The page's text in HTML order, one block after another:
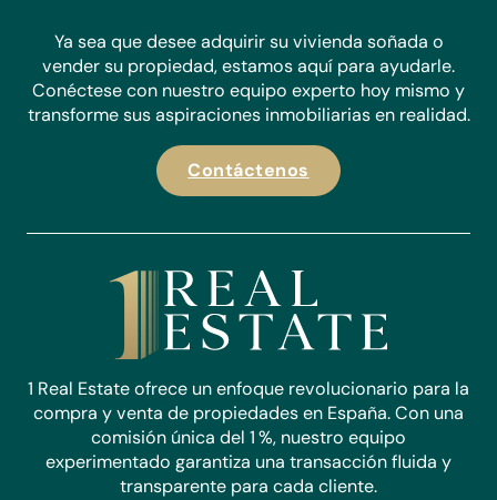
Ya sea que desee adquirir su vivienda soñada o
vender su propiedad, estamos aquí para ayudarle.
Conéctese con nuestro equipo experto hoy mismo y
transforme sus aspiraciones inmobiliarias en realidad.
Contáctenos
1 Real Estate ofrece un enfoque revolucionario para la
compra y venta de propiedades en España. Con una
comisión única del 1 %, nuestro equipo
experimentado garantiza una transacción fluida y
transparente para cada cliente.